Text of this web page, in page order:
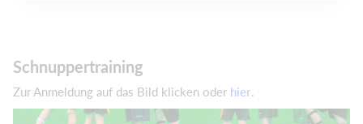
Schnuppertraining
Zur Anmeldung auf das Bild klicken oder hier